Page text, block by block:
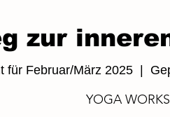
zur
für Februar/März 2025
  |
YOGA